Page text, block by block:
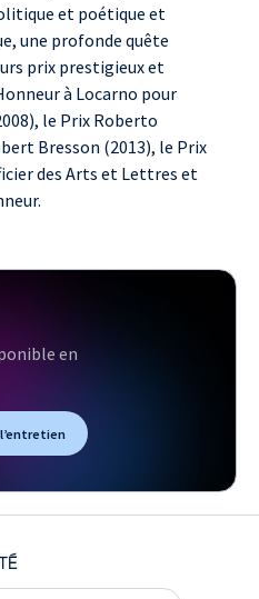
et poétique et
une profonde quête
prix prestigieux et
à Locarno pour
le Prix Roberto
Bresson (2013), le Prix
des Arts et Lettres et
en